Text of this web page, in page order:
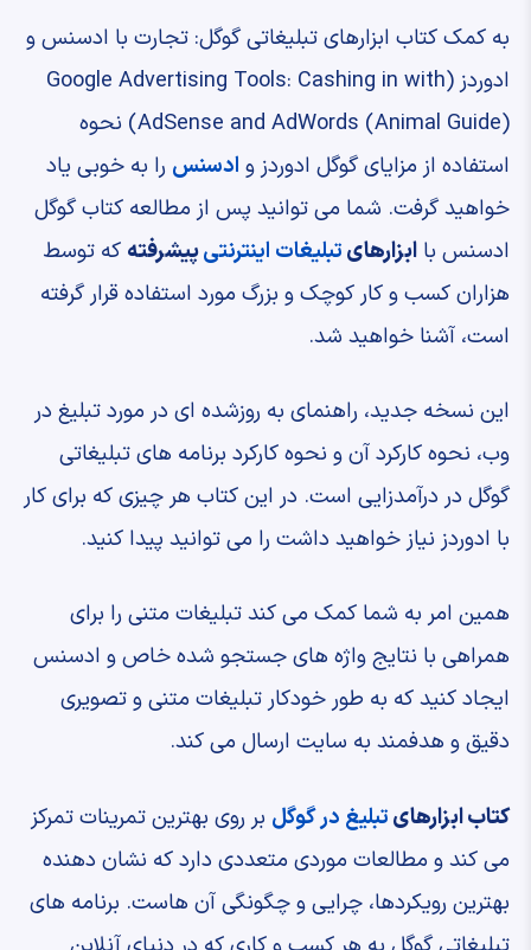
به کمک کتاب ابزارهای تبلیغاتی گوگل: تجارت با ادسنس و
ادوردز (Google Advertising Tools: Cashing in with
AdSense and AdWords (Animal Guide)) نحوه
استفاده از مزایای گوگل ادوردز و ادسنسرا به خوبی یاد
خواهید گرفت. شما می توانید پس از مطالعه کتاب گوگل
ادسنس با ابزارهایتبلیغات اینترنتیپیشرفتهکه توسط
هزاران کسب و کار کوچک و بزرگ مورد استفاده قرار گرفته
است، آشنا خواهید شد.
این نسخه جدید، راهنمای به روزشده ای در مورد تبلیغ در
وب، نحوه کارکرد آن و نحوه کارکرد برنامه های تبلیغاتی
گوگل در درآمدزایی است. در این کتاب هر چیزی که برای کار
با ادوردز نیاز خواهید داشت را می توانید پیدا کنید.
همین امر به شما کمک می کند تبلیغات متنی را برای
همراهی با نتایج واژه های جستجو شده خاص و ادسنس
ایجاد کنید که به طور خودکار تبلیغات متنی و تصویری
دقیق و هدفمند به سایت ارسال می کند.
کتاب ابزارهایتبلیغ در گوگلبر روی بهترین تمرینات تمرکز
می کند و مطالعات موردی متعددی دارد که نشان دهنده
بهترین رویکردها، چرایی و چگونگی آن هاست. برنامه های